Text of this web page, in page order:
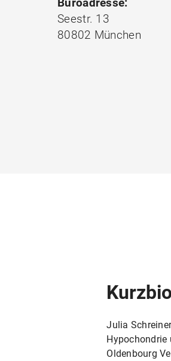
Seestr. 13
80802 München
Julia
Hypochondrie
Oldenbourg